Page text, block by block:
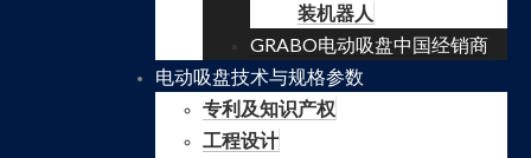
装机器人
GRABO电动吸盘中国经销商
电动吸盘技术与规格参数
专利及知识产权
工程设计